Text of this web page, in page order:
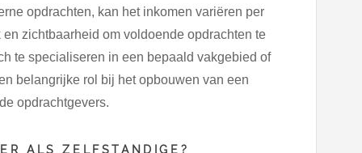
opdrachten, kan het inkomen variëren per
zichtbaarheid om voldoende opdrachten te
te specialiseren in een bepaald vakgebied of
belangrijke rol bij het opbouwen van een
opdrachtgevers.
ALS ZELFSTANDIGE?